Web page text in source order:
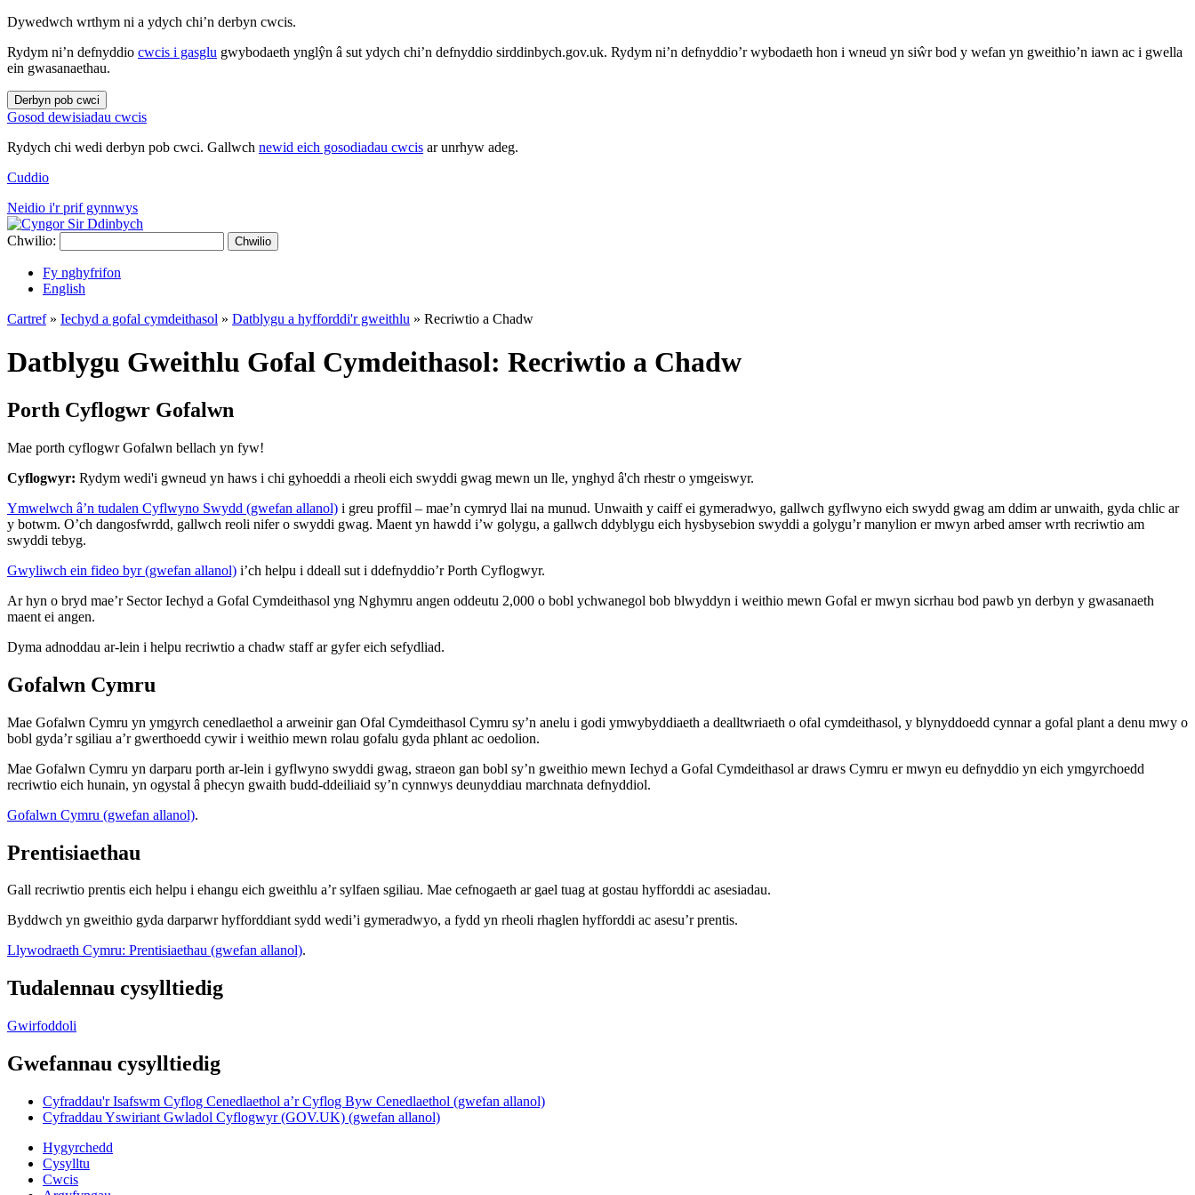
Dywedwch wrthym ni a ydych chi’n derbyn cwcis.
Rydym ni’n defnyddio cwcis i gasglu gwybodaeth ynglŷn â sut ydych chi’n defnyddio sirddinbych.gov.uk. Rydym ni’n defnyddio’r wybodaeth hon i wneud yn siŵr bod y wefan yn gweithio’n iawn ac i gwella
ein gwasanaethau.
Derbyn pob cwci
Gosod dewisiadau cwcis
Rydych chi wedi derbyn pob cwci. Gallwch newid eich gosodiadau cwcis ar unrhyw adeg.
Cuddio
Neidio i'r prif gynnwys
Chwilio: Chwilio
Fy nghyfrifon
English
Cartref» Iechyd a gofal cymdeithasol » Datblygu a hyfforddi'r gweithlu » Recriwtio a Chadw
Datblygu Gweithlu Gofal Cymdeithasol: Recriwtio a Chadw
Porth Cyflogwr Gofalwn
Mae porth cyflogwr Gofalwn bellach yn fyw!
Cyflogwyr: Rydym wedi'i gwneud yn haws i chi gyhoeddi a rheoli eich swyddi gwag mewn un lle, ynghyd â'ch rhestr o ymgeiswyr.
Ymwelwch â’n tudalen Cyflwyno Swydd (gwefan allanol) i greu proffil – mae’n cymryd llai na munud. Unwaith y caiff ei gymeradwyo, gallwch gyflwyno eich swydd gwag am ddim ar unwaith, gyda chlic ar
y botwm. O’ch dangosfwrdd, gallwch reoli nifer o swyddi gwag. Maent yn hawdd i’w golygu, a gallwch ddyblygu eich hysbysebion swyddi a golygu’r manylion er mwyn arbed amser wrth recriwtio am
swyddi tebyg.
Gwyliwch ein fideo byr (gwefan allanol) i’ch helpu i ddeall sut i ddefnyddio’r Porth Cyflogwyr.
Ar hyn o bryd mae’r Sector Iechyd a Gofal Cymdeithasol yng Nghymru angen oddeutu 2,000 o bobl ychwanegol bob blwyddyn i weithio mewn Gofal er mwyn sicrhau bod pawb yn derbyn y gwasanaeth
maent ei angen.
Dyma adnoddau ar-lein i helpu recriwtio a chadw staff ar gyfer eich sefydliad.
Gofalwn Cymru
Mae Gofalwn Cymru yn ymgyrch cenedlaethol a arweinir gan Ofal Cymdeithasol Cymru sy’n anelu i godi ymwybyddiaeth a dealltwriaeth o ofal cymdeithasol, y blynyddoedd cynnar a gofal plant a denu mwy o
bobl gyda’r sgiliau a’r gwerthoedd cywir i weithio mewn rolau gofalu gyda phlant ac oedolion.
Mae Gofalwn Cymru yn darparu porth ar-lein i gyflwyno swyddi gwag, straeon gan bobl sy’n gweithio mewn Iechyd a Gofal Cymdeithasol ar draws Cymru er mwyn eu defnyddio yn eich ymgyrchoedd
recriwtio eich hunain, yn ogystal â phecyn gwaith budd-ddeiliaid sy’n cynnwys deunyddiau marchnata defnyddiol.
Gofalwn Cymru (gwefan allanol).
Prentisiaethau
Gall recriwtio prentis eich helpu i ehangu eich gweithlu a’r sylfaen sgiliau. Mae cefnogaeth ar gael tuag at gostau hyfforddi ac asesiadau.
Byddwch yn gweithio gyda darparwr hyfforddiant sydd wedi’i gymeradwyo, a fydd yn rheoli rhaglen hyfforddi ac asesu’r prentis.
Llywodraeth Cymru: Prentisiaethau (gwefan allanol).
Tudalennau cysylltiedig
Gwirfoddoli
Gwefannau cysylltiedig
Cyfraddau'r Isafswm Cyflog Cenedlaethol a’r Cyflog Byw Cenedlaethol (gwefan allanol)
Cyfraddau Yswiriant Gwladol Cyflogwyr (GOV.UK) (gwefan allanol)
Hygyrchedd
Cysylltu
Cwcis